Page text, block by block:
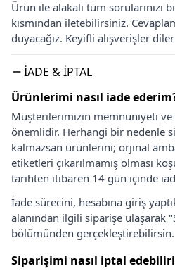
Ürün ile alakalı tüm sorularınızı
kısmından iletebilirsiniz.
duyacağız. Keyifli alışverişler
İADE & İPTAL
Ürünlerimi nasıl iade
Müşterilerimizin memnuniyeti
önemlidir. Herhangi bir nedenle
kalmazsan ürünlerini; orjinal
etiketleri çıkarılmamış olması
tarihten itibaren 14 gün içinde
İade sürecini, hesabına giriş
alanından ilgili siparişe ulaşarak
bölümünden gerçekleştirebilirsin.
Siparişimi nasıl iptal